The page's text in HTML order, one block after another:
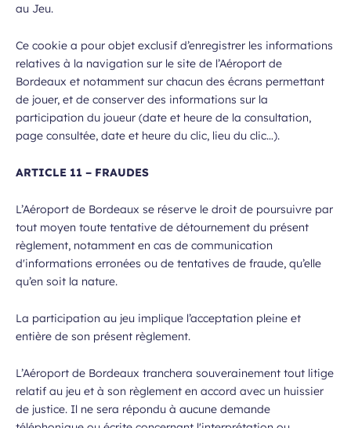
au Jeu.
Ce cookie a pour objet exclusif d’enregistrer les informations
relatives à la navigation sur le site de l’Aéroport de
Bordeaux et notamment sur chacun des écrans permettant
de jouer, et de conserver des informations sur la
participation du joueur (date et heure de la consultation,
page consultée, date et heure du clic, lieu du clic…).
ARTICLE 11 – FRAUDES
L’Aéroport de Bordeaux se réserve le droit de poursuivre par
tout moyen toute tentative de détournement du présent
règlement, notamment en cas de communication
d'informations erronées ou de tentatives de fraude, qu’elle
qu’en soit la nature.
La participation au jeu implique l’acceptation pleine et
entière de son présent règlement.
L’Aéroport de Bordeaux tranchera souverainement tout litige
relatif au jeu et à son règlement en accord avec un huissier
de justice. Il ne sera répondu à aucune demande